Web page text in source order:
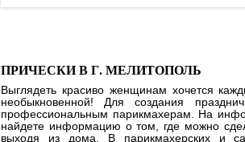
ПРИЧЕСКИ В Г. МЕЛИТОПОЛЬ
Выглядеть красиво женщинам хочется
необыкновенной! Для создания
профессиональным парикмахерам. На
найдете информацию о том, где можно
выходя из дома. В парикмахерских и